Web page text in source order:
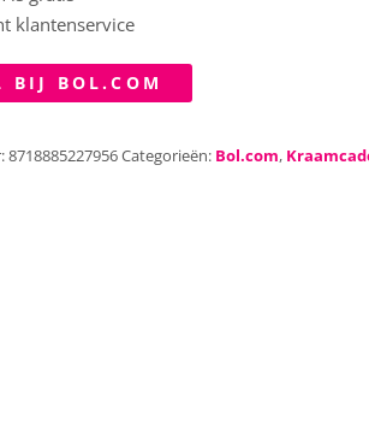
klantenservice
BIJ BOL.COM
8718885227956Categorieën: Bol.com,